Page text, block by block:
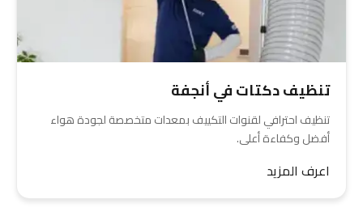
تنظيف دكتات في أنجفة
تنظيف احترافي لقنوات التكييف بمعدات متخصصة لجودة هواء
أفضل وكفاءة أعلى.
اعرف المزيد